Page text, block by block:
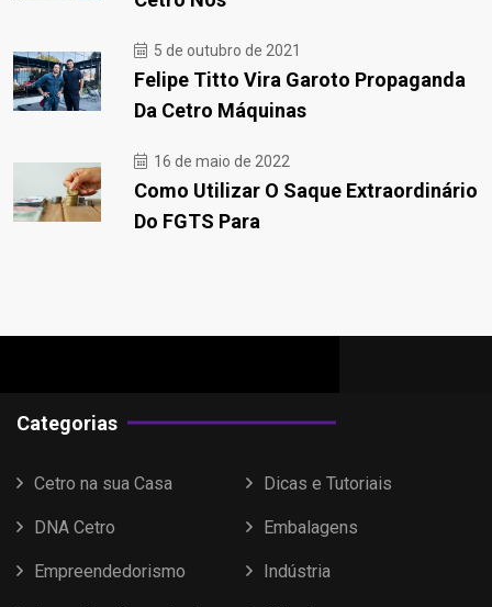
5 de outubro de 2021
Felipe Titto Vira Garoto Propaganda
Da Cetro Máquinas
16 de maio de 2022
Como Utilizar O Saque Extraordinário
Do FGTS Para
Categorias
Cetro na sua Casa Dicas e Tutoriais
DNA Cetro Embalagens
Empreendedorismo Indústria